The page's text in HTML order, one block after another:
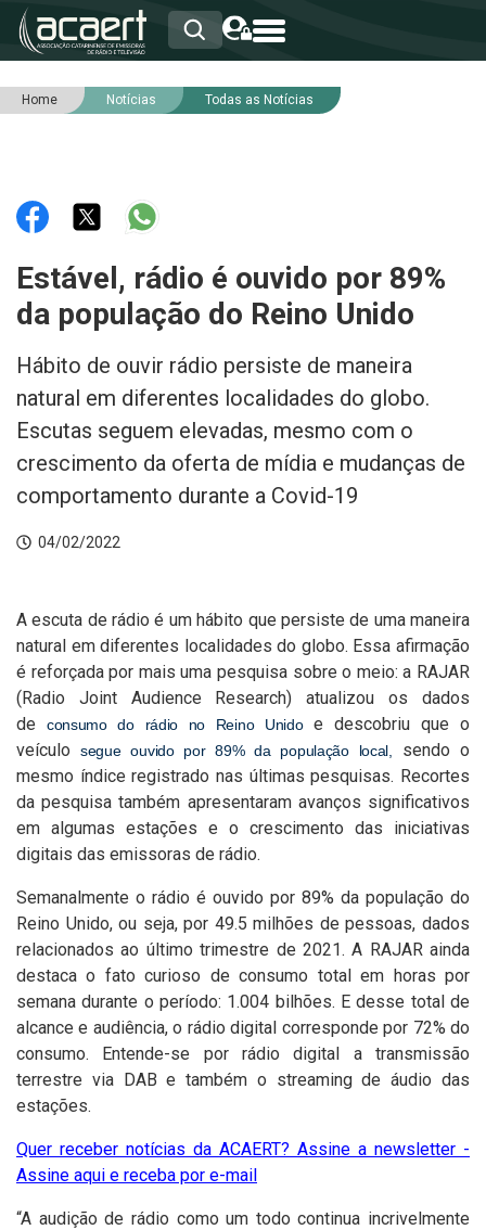
HOME
RNA
NOTÍCIAS
SERVIÇOS
INTEGRIDADE
Home Notícias Todas as Notícias
Estável, rádio é ouvido por 89%
da população do Reino Unido
Hábito de ouvir rádio persiste de maneira
natural em diferentes localidades do globo.
Escutas seguem elevadas, mesmo com o
crescimento da oferta de mídia e mudanças de
comportamento durante a Covid-19
04/02/2022
A escuta de rádio é um hábito que persiste de uma maneira
natural em diferentes localidades do globo. Essa afirmação
é reforçada por mais uma pesquisa sobre o meio: a RAJAR
(Radio Joint Audience Research) atualizou os dados
de consumo do rádio no Reino Unidoe descobriu que o
veículosegue ouvido por 89% da população local,
sendo o
mesmo índice registrado nas últimas pesquisas. Recortes
da pesquisa também apresentaram avanços significativos
em algumas estações e o crescimento das iniciativas
digitais das emissoras de rádio.
Semanalmente o rádio é ouvido por 89% da população do
Reino Unido, ou seja, por 49.5 milhões de pessoas, dados
relacionados ao último trimestre de 2021. A RAJAR ainda
destaca o fato curioso de consumo total em horas por
semana durante o período: 1.004 bilhões. E desse total de
alcance e audiência, o rádio digital corresponde por 72% do
consumo. Entende-se por rádio digital a transmissão
terrestre via DAB e também o streaming de áudio das
estações.
Quer receber notícias da ACAERT? Assine a newsletter -
Assine aqui e receba por e-mail
“A audição de rádio como um todo continua incrivelmente